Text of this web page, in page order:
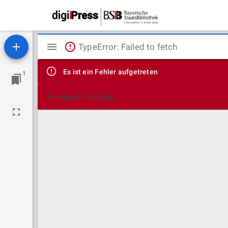
1
Mirador
Viewer
TypeError: Failed to fetch
Es ist ein Fehler aufgetreten
Technische Details